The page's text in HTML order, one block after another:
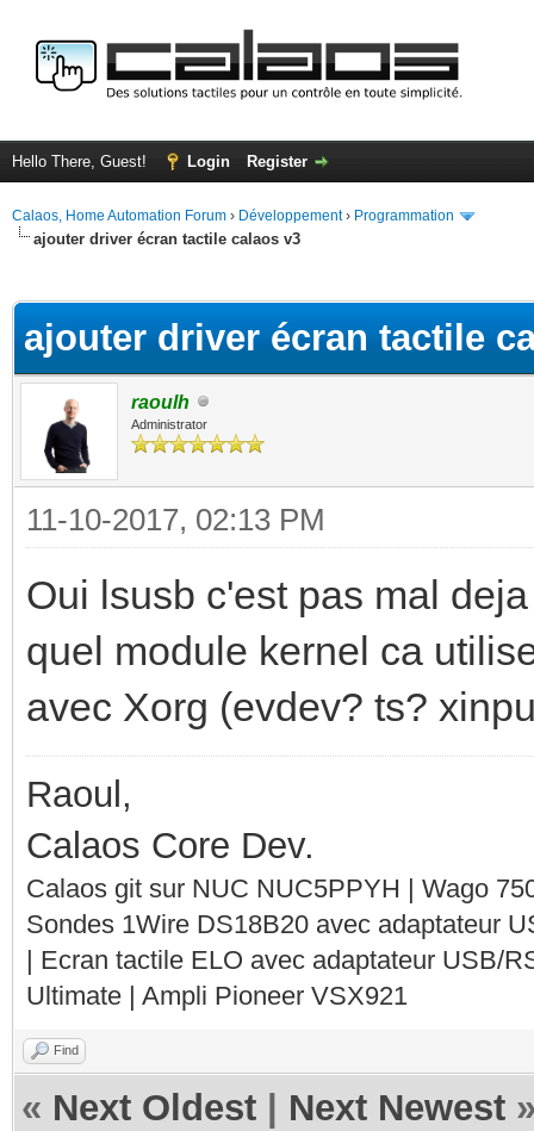
Hello There, Guest! Login Register
Calaos, Home Automation Forum › Développement› Programmation
ajouter driver écran tactile calaos v3
ajouter driver écran tactile
raoulh
Administrator
11-10-2017, 02:13 PM
Oui lsusb c'est pas mal
quel module kernel ca
avec Xorg (evdev? ts?
Raoul,
Calaos Core Dev.
Calaos git sur NUC NUC5PPYH | Wago
Sondes 1Wire DS18B20 avec adaptateur
| Ecran tactile ELO avec adaptateur USB/
Ultimate | Ampli Pioneer VSX921
Find
« Next Oldest Next Newest